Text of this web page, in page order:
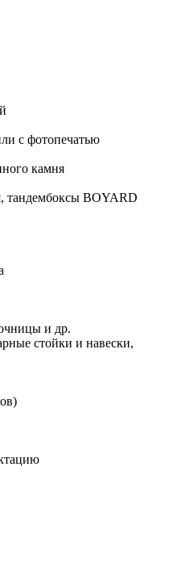
с фотопечатью
камня
BOYARD
и др.
стойки и навески,